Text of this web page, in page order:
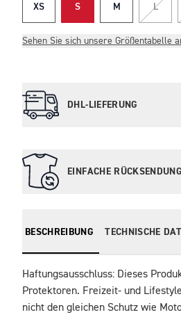
XS S M L
Sehen Sie sich unsere Größentabelle
DHL-LIEFERUNG
EINFACHE
BESCHREIBUNG TECHNISCHE
Haftungsausschluss: Dieses
Protektoren. Freizeit- und
nicht den gleichen Schutz wie